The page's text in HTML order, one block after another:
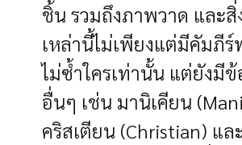
ชิ้น รวมถึงภาพวาด และสิ่
เหล่านี้ไม่เพียงแต่มีคัมภี
ไม่ซ้ำใครเท่านั้น แต่ยังมี
อื่นๆ เช่น มานิเคียน
คริสเตียน (Christian) แล